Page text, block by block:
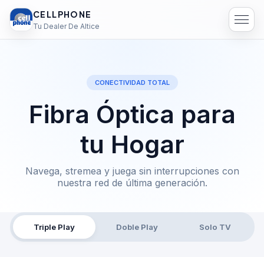
CELLPHONE
Tu Dealer De Altice
CONECTIVIDAD TOTAL
Fibra Óptica para
tu Hogar
Navega, stremea y juega sin interrupciones con
nuestra red de última generación.
Triple Play Doble Play Solo TV